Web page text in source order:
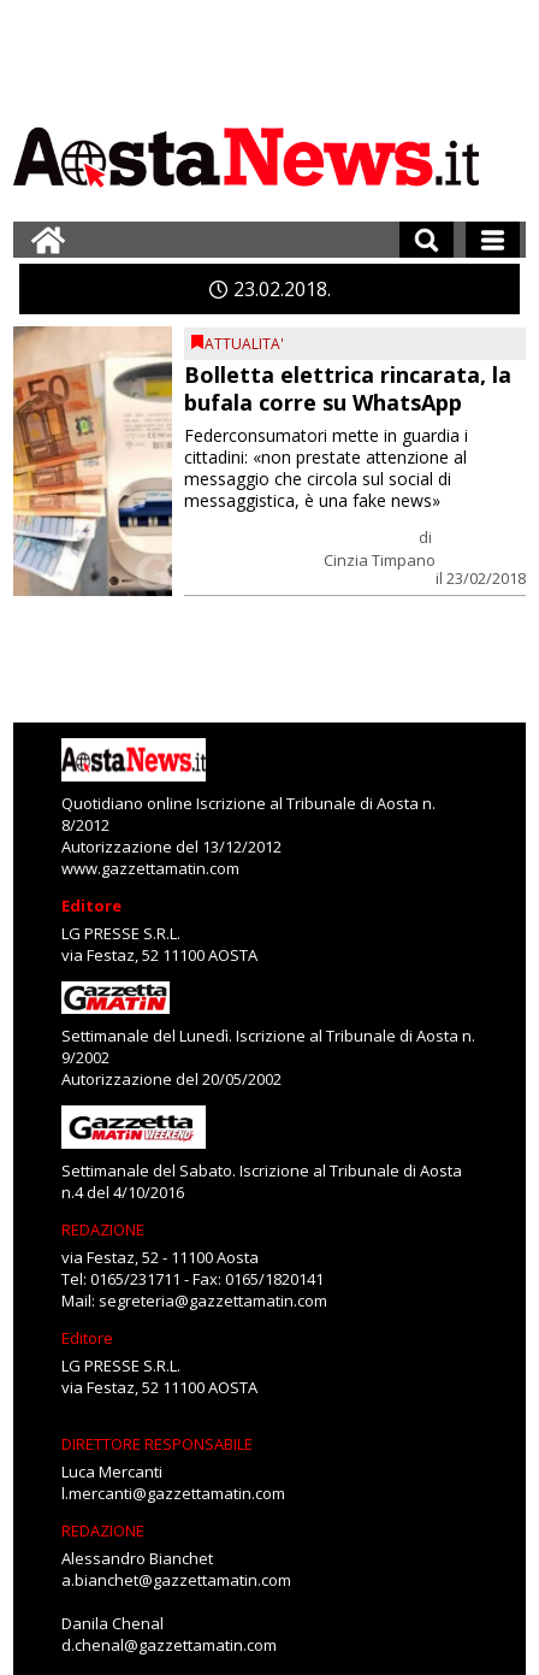
2302 2018
ATTUALITA'
Bolletta elettrica rincarata, la
bufala corre su WhatsApp
di
Cinzia Timpano
il 23/02/2018
Federconsumatori mette in guardia i
cittadini: «non prestate attenzione al
messaggio che circola sul social di
messaggistica, è una fake news»
Quotidiano online Iscrizione al Tribunale di Aosta n.
8/2012
Autorizzazione del 13/12/2012
www.gazzettamatin.com
Editore
LG PRESSE S.R.L.
via Festaz, 52 11100 AOSTA
Settimanale del Lunedì. Iscrizione al Tribunale di Aosta n.
9/2002
Autorizzazione del 20/05/2002
Settimanale del Sabato. Iscrizione al Tribunale di Aosta
n.4 del 4/10/2016
REDAZIONE
via Festaz, 52 - 11100 Aosta
Tel: 0165/231711 - Fax: 0165/1820141
Mail: segreteria@gazzettamatin.com
Editore
LG PRESSE S.R.L.
via Festaz, 52 11100 AOSTA
DIRETTORE RESPONSABILE
Luca Mercanti
l.mercanti@gazzettamatin.com
REDAZIONE
Alessandro Bianchet
a.bianchet@gazzettamatin.com
Danila Chenal
d.chenal@gazzettamatin.com